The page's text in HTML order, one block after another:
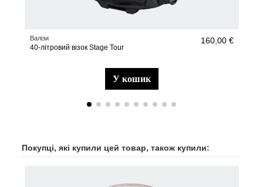
Валізи
40-літровий візок Stage Tour
160,00 €
у кошик
Покупці, які купили цей товар, також купили: